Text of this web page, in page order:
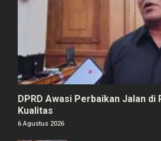
DPRD Awasi Perbaikan Jalan di
Kualitas
6 Agustus 2026